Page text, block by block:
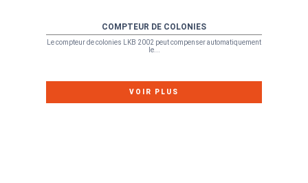
COMPTEUR DE COLONIES
Le compteur de colonies LKB 2002 peut compenser automatiquement
le...
VOIR PLUS